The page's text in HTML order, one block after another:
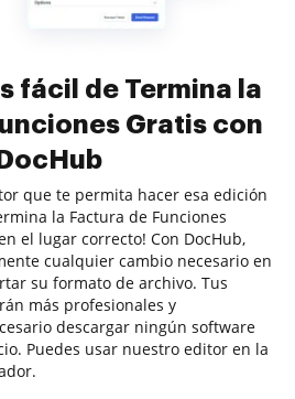
fácil de Termina la
Gratis con
DocHub
que te permita hacer esa edición
la Factura de Funciones
el lugar correcto! Con DocHub,
cualquier cambio necesario en
su formato de archivo. Tus
más profesionales y
descargar ningún software
Puedes usar nuestro editor en la